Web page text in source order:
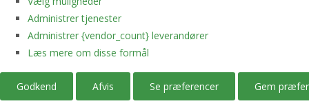
Administrer tjenester
Administrer {vendor_count} leverandører
Læs mere om disse formål
Godkend Afvis Se præferencer Gem